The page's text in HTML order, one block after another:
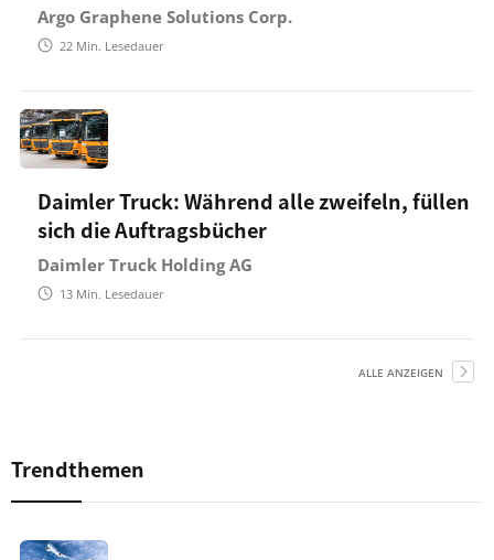
Argo Graphene Solutions Corp.
22 Min. Lesedauer
Daimler Truck: Während alle zweifeln, füllen
sich die Auftragsbücher
Daimler Truck Holding AG
13 Min. Lesedauer
ALLE ANZEIGEN
Trendthemen